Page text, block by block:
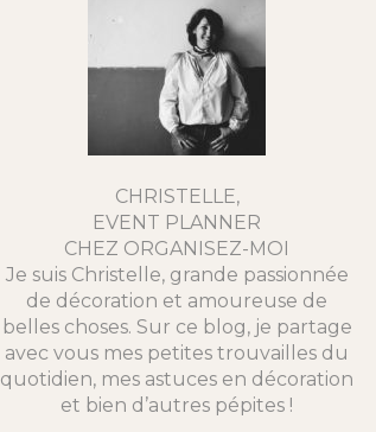
CHRISTELLE,
EVENT PLANNER
CHEZ ORGANISEZ-MOI
Je suis Christelle, grande passionnée
de décoration et amoureuse de
belles choses. Sur ce blog, je partage
avec vous mes petites trouvailles du
quotidien, mes astuces en décoration
et bien d’autres pépites !